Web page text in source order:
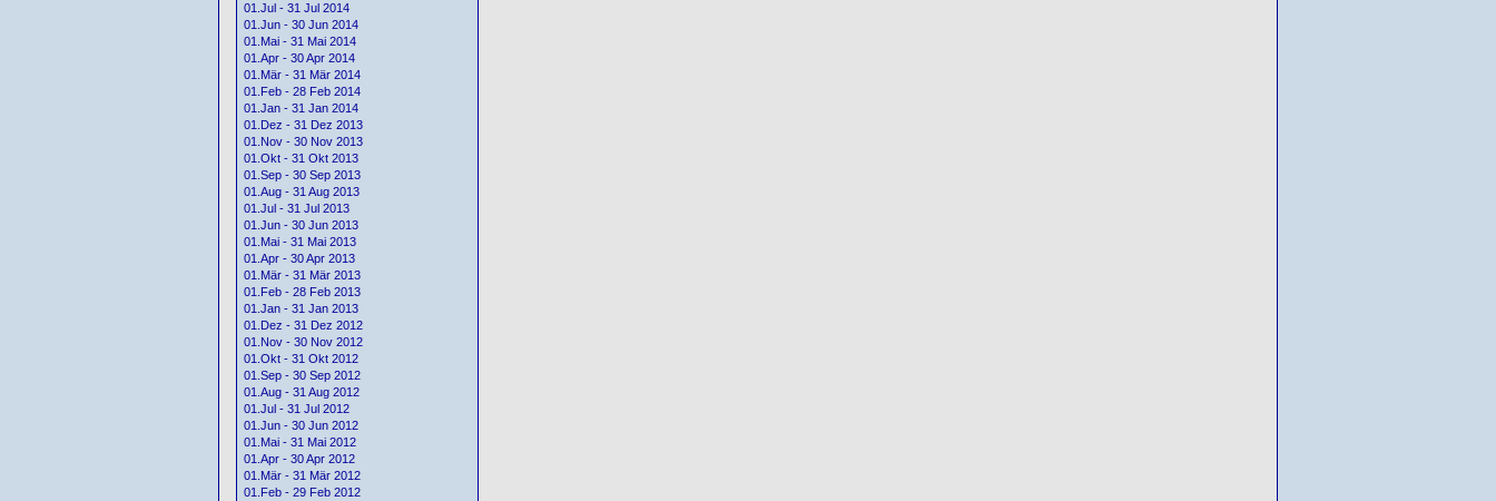
01.Jul - 31 Jul 2014
01.Jun - 30 Jun 2014
01.Mai - 31 Mai 2014
01.Apr - 30 Apr 2014
01.Mär - 31 Mär 2014
01.Feb - 28 Feb 2014
01.Jan - 31 Jan 2014
01.Dez - 31 Dez 2013
01.Nov - 30 Nov 2013
01.Okt - 31 Okt 2013
01.Sep - 30 Sep 2013
01.Aug - 31 Aug 2013
01.Jul - 31 Jul 2013
01.Jun - 30 Jun 2013
01.Mai - 31 Mai 2013
01.Apr - 30 Apr 2013
01.Mär - 31 Mär 2013
01.Feb - 28 Feb 2013
01.Jan - 31 Jan 2013
01.Dez - 31 Dez 2012
01.Nov - 30 Nov 2012
01.Okt - 31 Okt 2012
01.Sep - 30 Sep 2012
01.Aug - 31 Aug 2012
01.Jul - 31 Jul 2012
01.Jun - 30 Jun 2012
01.Mai - 31 Mai 2012
01.Apr - 30 Apr 2012
01.Mär - 31 Mär 2012
01.Feb - 29 Feb 2012